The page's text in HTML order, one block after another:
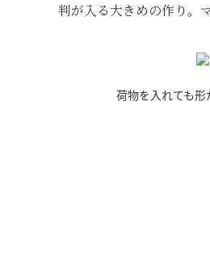
判が入る大きめの作り。
荷物を入れても形